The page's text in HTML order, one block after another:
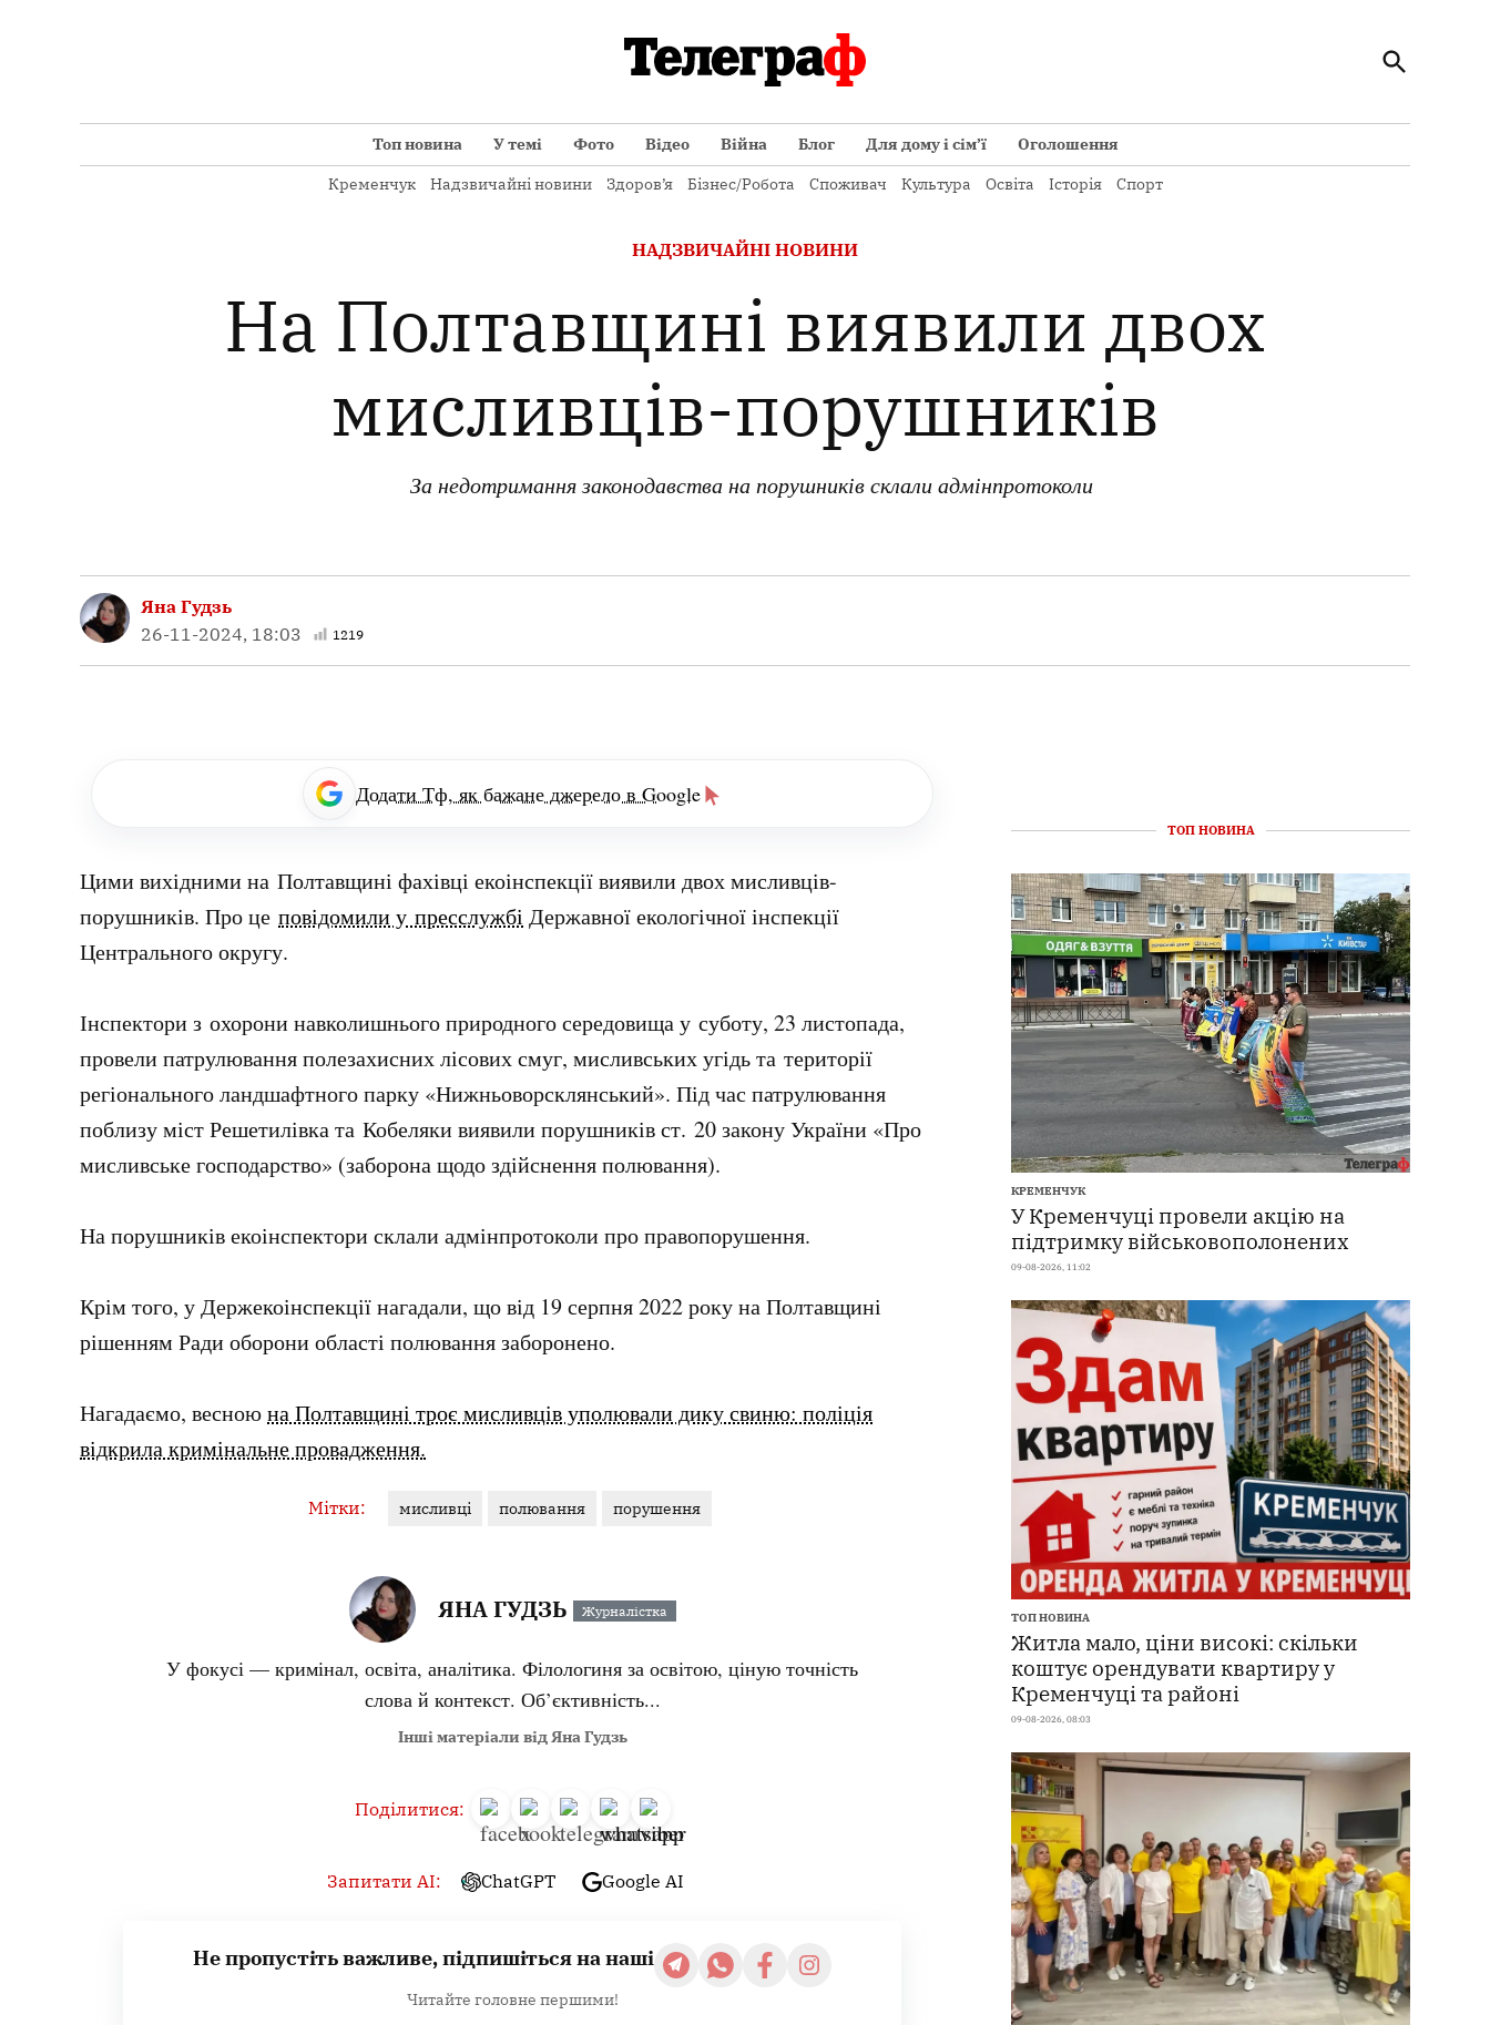
Відкрити
пошук
Топ новина У темі Фото Відео Війна Блог Для дому і сім’ї
Оголошення
Кременчук
Надзвичайні новини Здоров’я Бізнес/Робота Споживач Культура Освіта Історія Спорт
ОПУБЛІКОВАНО
НАДЗВИЧАЙНІ НОВИНИ
На Полтавщині виявили двох
мисливців-порушників
За недотримання законодавства на порушників склали адмінпротоколи
Яна Гудзь
26-11-2024, 18:03
1219
Додати Тф, як бажане джерело в Google
Цими вихідними на Полтавщині фахівці екоінспекції виявили двох мисливців-
порушників. Про це повідомили у пресслужбі Державної екологічної інспекції
Центрального округу.
Інспектори з охорони навколишнього природного середовища у суботу, 23 листопада,
провели патрулювання полезахисних лісових смуг, мисливських угідь та території
регіонального ландшафтного парку «Нижньоворсклянський». Під час патрулювання
поблизу міст Решетилівка та Кобеляки виявили порушників ст. 20 закону України «Про
мисливське господарство» (заборона щодо здійснення полювання).
На порушників екоінспектори склали адмінпротоколи про правопорушення.
Крім того, у Держекоінспекції нагадали, що від 19 серпня 2022 року на Полтавщині
рішенням Ради оборони області полювання заборонено.
Нагадаємо, весноюна Полтавщині троє мисливців уполювали дику свиню: поліція
відкрила кримінальне провадження.
Мітки: мисливці полювання порушення
ЯНА ГУДЗЬ Журналістка
У фокусі — кримінал, освіта, аналітика. Філологиня за освітою, ціную точність
слова й контекст. Об’єктивність...
Інші матеріали від Яна Гудзь
Поділитися:
Запитати AI: ChatGPT Google AI
Не пропустіть важливе, підпишіться на наші
Читайте головне першими!
ТОП НОВИНА
КРЕМЕНЧУК
У Кременчуці провели акцію на
підтримку військовополонених
09-08-2026, 11:02
ТОП НОВИНА
Житла мало, ціни високі: скільки
коштує орендувати квартиру у
Кременчуці та районі
09-08-2026, 08:03